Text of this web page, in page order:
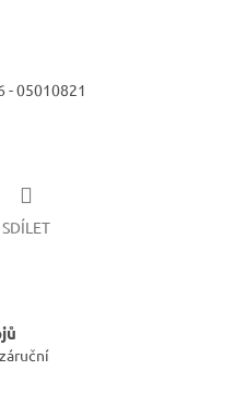
- 05010821
SDÍLET